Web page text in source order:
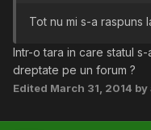
Tot nu mi s-a raspuns
Intr-o tara in care statul
dreptate pe un forum ?
Edited March 31, 2014 by